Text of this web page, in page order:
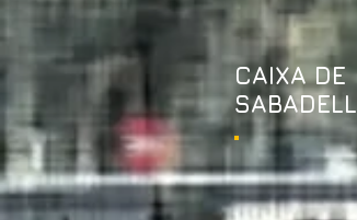
CAIXA DE
SABADELL